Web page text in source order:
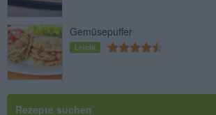
Gemüsepuffer
Leicht
Rezepte suchen